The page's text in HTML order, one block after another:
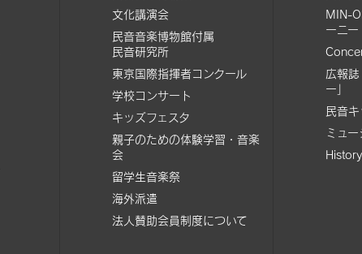
文化講演会
民音音楽博物館付属
民音研究所
東京国際指揮者コンクール
学校コンサート
キッズフェスタ
親子のための体験学習・音楽
会
留学生音楽祭
海外派遣
法人賛助会員制度について
MIN-
ーニー
広報
ー」
民音
ミュ